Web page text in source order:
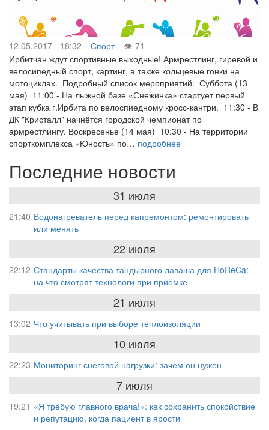
12.05.2017 - 18:32 Спорт
71
Ирбитчан ждут спортивные выходные! Армрестлинг, гиревой и
велосипедный спорт, картинг, а также кольцевые гонки на
мотоциклах. Подробный список мероприятий: Суббота (13
мая) 11:00 - На лыжной базе «Снежинка» стартует первый
этап кубка г.Ирбита по велоспиедному кросс-кантри. 11:30 - В
ДК "Кристалл" начнётся городской чемпионат по
армрестлингу. Воскресенье (14 мая) 10:30 - На территории
спорткомплекса «Юность» по… подробнее
Последние новости
31 июля
21:40 Водонагреватель перед капремонтом: ремонтировать
или менять
22 июля
22:12 Стандарты качества тандырного лаваша для HoReCa:
на что смотрят технологи при приёмке
21 июля
13:02 Что учитывать при выборе теплоизоляции
10 июля
22:23 Мониторинг снеговой нагрузки: зачем он нужен
7 июля
19:21 «Я требую главного врача!»: как сохранить спокойствие
и репутацию, когда пациент в ярости